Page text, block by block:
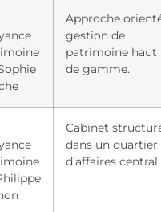
Approche
gestion de
patrimoine haut
de gamme.
Cabinet
dans un quartier
d’affaires central.